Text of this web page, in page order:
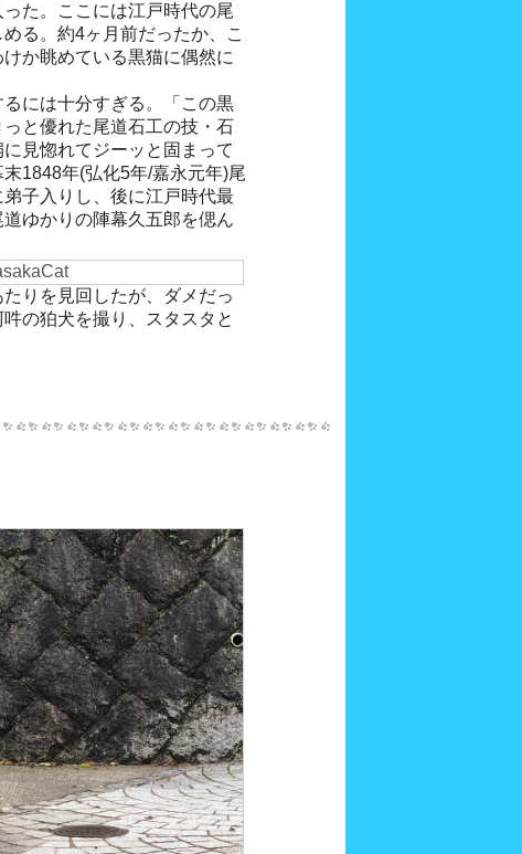
た。ここには江戸時代の尾
る。約4ヶ月前だったか、こ
か眺めている黒猫に偶然に
には十分すぎる。「この黒
と優れた尾道石工の技・石
見惚れてジーッと固まって
1848年(弘化5年/嘉永元年)尾
子入りし、後に江戸時代最
ゆかりの陣幕久五郎を偲ん
りを見回したが、ダメだっ
の狛犬を撮り、スタスタと